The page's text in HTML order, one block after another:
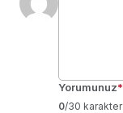
Yorumunuz*
0/30 karakter